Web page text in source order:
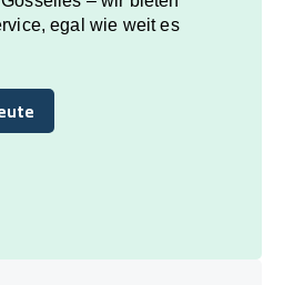
egal wie weit es